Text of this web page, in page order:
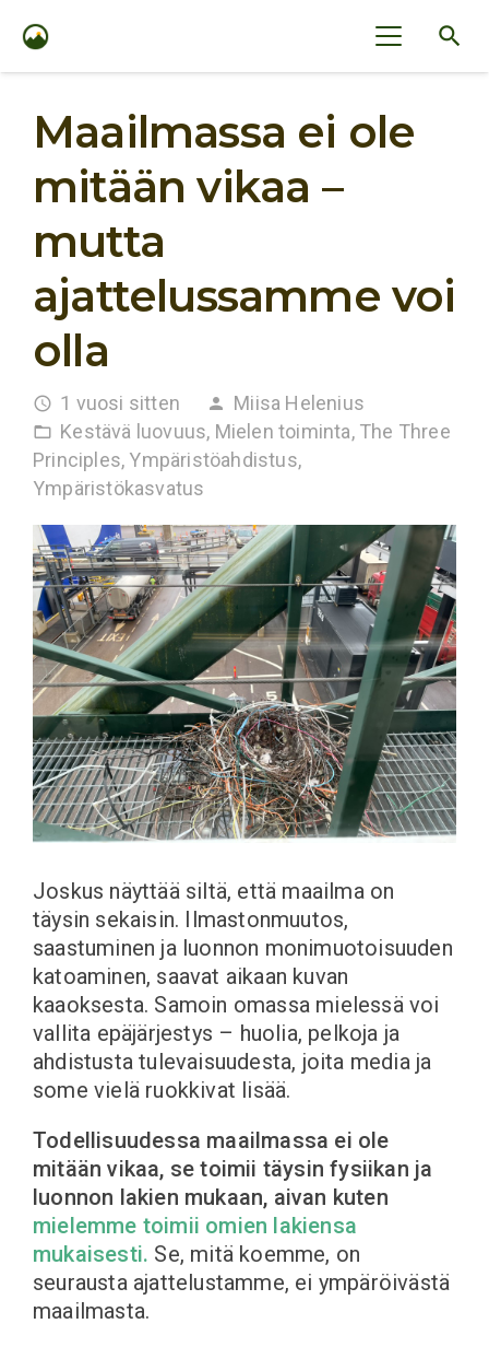
search
Maailmassa ei ole
mitään vikaa –
mutta
ajattelussamme voi
olla
access_time 1 vuosi sitten person Miisa Helenius
folder_open Kestävä luovuus, Mielen toiminta, The Three
Principles, Ympäristöahdistus,
Ympäristökasvatus
Joskus näyttää siltä, että maailma on
täysin sekaisin. Ilmastonmuutos,
saastuminen ja luonnon monimuotoisuuden
katoaminen, saavat aikaan kuvan
kaaoksesta. Samoin omassa mielessä voi
vallita epäjärjestys – huolia, pelkoja ja
ahdistusta tulevaisuudesta, joita media ja
some vielä ruokkivat lisää.
Todellisuudessa maailmassa ei ole
mitään vikaa, se toimii täysin fysiikan ja
luonnon lakien mukaan, aivan kuten
mielemme toimii omien lakiensa
mukaisesti. Se, mitä koemme, on
seurausta ajattelustamme, ei ympäröivästä
maailmasta.